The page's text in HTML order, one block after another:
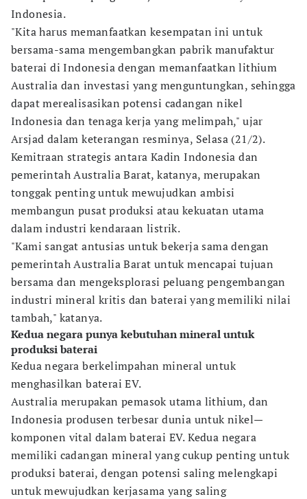
Indonesia.
"Kita harus memanfaatkan kesempatan ini untuk
bersama-sama mengembangkan pabrik manufaktur
baterai di Indonesia dengan memanfaatkan lithium
Australia dan investasi yang menguntungkan, sehingga
dapat merealisasikan potensi cadangan nikel
Indonesia dan tenaga kerja yang melimpah," ujar
Arsjad dalam keterangan resminya, Selasa (21/2).
Kemitraan strategis antara Kadin Indonesia dan
pemerintah Australia Barat, katanya, merupakan
tonggak penting untuk mewujudkan ambisi
membangun pusat produksi atau kekuatan utama
dalam industri kendaraan listrik.
"Kami sangat antusias untuk bekerja sama dengan
pemerintah Australia Barat untuk mencapai tujuan
bersama dan mengeksplorasi peluang pengembangan
industri mineral kritis dan baterai yang memiliki nilai
tambah," katanya.
Kedua negara punya kebutuhan mineral untuk
produksi baterai
Kedua negara berkelimpahan mineral untuk
menghasilkan baterai EV.
Australia merupakan pemasok utama lithium, dan
Indonesia produsen terbesar dunia untuk nikel—
komponen vital dalam baterai EV. Kedua negara
memiliki cadangan mineral yang cukup penting untuk
produksi baterai, dengan potensi saling melengkapi
untuk mewujudkan kerjasama yang saling